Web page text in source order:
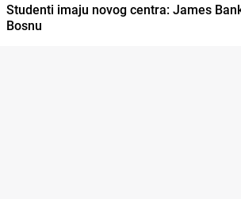
Studenti imaju novog centra: James
Bosnu